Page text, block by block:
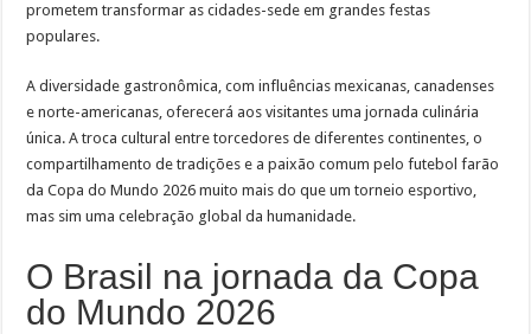
prometem transformar as cidades-sede em grandes festas
populares.
A diversidade gastronômica, com influências mexicanas, canadenses
e norte-americanas, oferecerá aos visitantes uma jornada culinária
única. A troca cultural entre torcedores de diferentes continentes, o
compartilhamento de tradições e a paixão comum pelo futebol farão
da Copa do Mundo 2026 muito mais do que um torneio esportivo,
mas sim uma celebração global da humanidade.
O Brasil na jornada da Copa
do Mundo 2026